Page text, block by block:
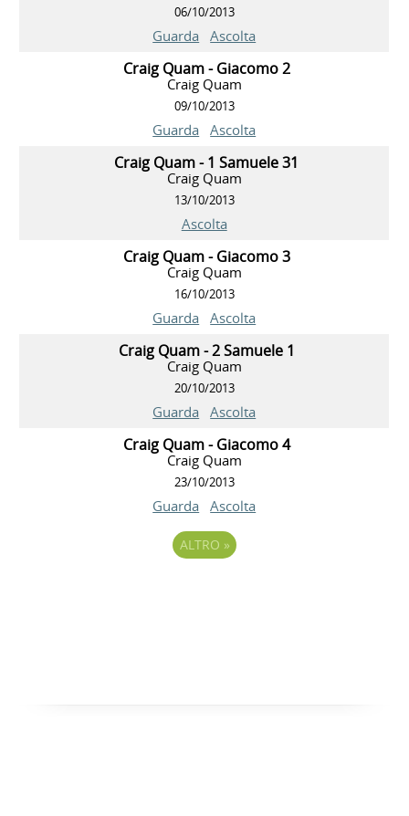
06/10/2013
Guarda Ascolta
Craig Quam - Giacomo 2
Craig Quam
09/10/2013
Guarda Ascolta
Craig Quam - 1 Samuele 31
Craig Quam
13/10/2013
Ascolta
Craig Quam - Giacomo 3
Craig Quam
16/10/2013
Guarda Ascolta
Craig Quam - 2 Samuele 1
Craig Quam
20/10/2013
Guarda Ascolta
Craig Quam - Giacomo 4
Craig Quam
23/10/2013
Guarda Ascolta
ALTRO »